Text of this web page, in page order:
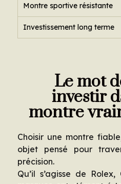
Montre sportive résistante
Investissement long terme
Le mot
investir
montre
Choisir une montre
objet pensé pour
précision.
Qu’il s’agisse de